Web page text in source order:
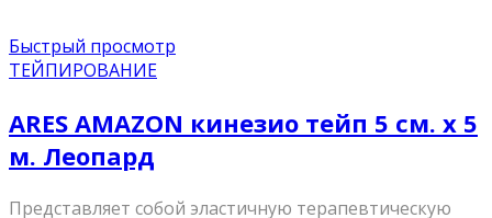
Быстрый просмотр
ТЕЙПИРОВАНИЕ
ARES AMAZON кинезио тейп 5 см. х 5
м. Леопард
Представляет собой эластичную терапевтическую